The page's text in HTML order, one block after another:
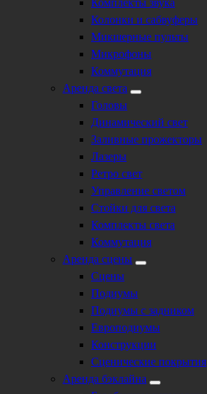
Колонки и сабвуферы
Микшерные пульты
Микрофоны
Коммутация
Аренда света
Головы
Динамический свет
Заливные прожекторы
Лазеры
Ретро свет
Управление светом
Стойки для света
Комплекты света
Коммутация
Аренда сцены
Сцены
Подиумы
Подиумы с задником
Европодиумы
Конструкции
Сценические покрытия
Аренда бэклайна